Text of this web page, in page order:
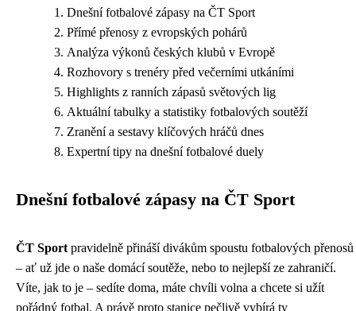
Dnešní fotbalové zápasy na ČT Sport
Přímé přenosy z evropských pohárů
Analýza výkonů českých klubů v Evropě
Rozhovory s trenéry před večerními utkáními
Highlights z ranních zápasů světových lig
Aktuální tabulky a statistiky fotbalových soutěží
Zranění a sestavy klíčových hráčů dnes
Expertní tipy na dnešní fotbalové duely
Dnešní fotbalové zápasy na ČT Sport
ČT Sport pravidelně přináší divákům spoustu fotbalových přenosů
– ať už jde o naše domácí soutěže, nebo to nejlepší ze zahraničí.
Víte, jak to je – sedíte doma, máte chvíli volna a chcete si užít
pořádný fotbal. A právě proto stanice pečlivě vybírá ty